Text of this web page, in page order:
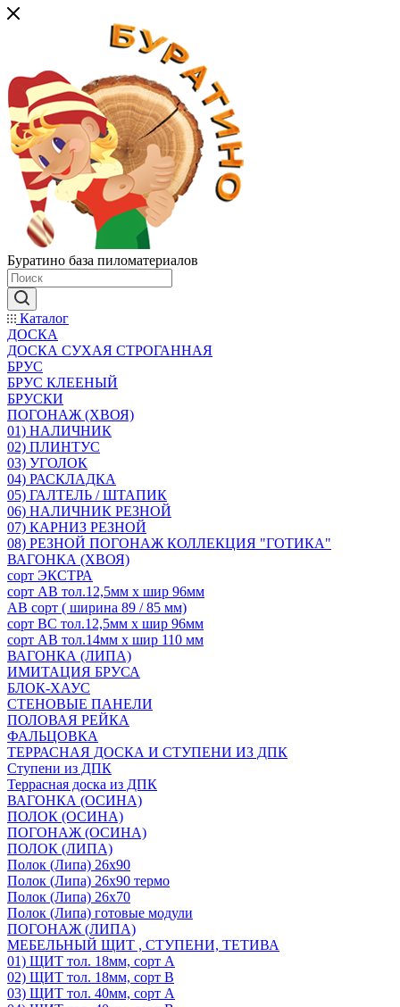
Буратино база пиломатериалов
Каталог
ДОСКА
ДОСКА СУХАЯ СТРОГАННАЯ
БРУС
БРУС КЛЕЕНЫЙ
БРУСКИ
ПОГОНАЖ (ХВОЯ)
01) НАЛИЧНИК
02) ПЛИНТУС
03) УГОЛОК
04) РАСКЛАДКА
05) ГАЛТЕЛЬ / ШТАПИК
06) НАЛИЧНИК РЕЗНОЙ
07) КАРНИЗ РЕЗНОЙ
08) РЕЗНОЙ ПОГОНАЖ КОЛЛЕКЦИЯ "ГОТИКА"
ВАГОНКА (ХВОЯ)
сорт ЭКСТРА
сорт АВ тол.12,5мм х шир 96мм
АВ сорт ( ширина 89 / 85 мм)
сорт ВС тол.12,5мм х шир 96мм
сорт АВ тол.14мм х шир 110 мм
ВАГОНКА (ЛИПА)
ИМИТАЦИЯ БРУСА
БЛОК-ХАУС
СТЕНОВЫЕ ПАНЕЛИ
ПОЛОВАЯ РЕЙКА
ФАЛЬЦОВКА
ТЕРРАСНАЯ ДОСКА И СТУПЕНИ ИЗ ДПК
Ступени из ДПК
Террасная доска из ДПК
ВАГОНКА (ОСИНА)
ПОЛОК (ОСИНА)
ПОГОНАЖ (ОСИНА)
ПОЛОК (ЛИПА)
Полок (Липа) 26х90
Полок (Липа) 26х90 термо
Полок (Липа) 26х70
Полок (Липа) готовые модули
ПОГОНАЖ (ЛИПА)
МЕБЕЛЬНЫЙ ЩИТ , СТУПЕНИ, ТЕТИВА
01) ЩИТ тол. 18мм, сорт А
02) ЩИТ тол. 18мм, сорт В
03) ЩИТ тол. 40мм, сорт А